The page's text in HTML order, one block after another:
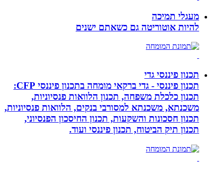
מעגלי תמיכה
להיות אוטוריטה גם כשאתם ישנים
תכנון פיננסי גדי
תכנון פיננסי - גדי ברקאי מומחה בתכנון פיננסי CFP:
תכנון כלכלת משפחה, תכנון הלוואות פנסיוניות,
משכנתא, משכנתא למסורבי בנקים, הלוואות פנסיוניות,
תכנון חסכונות והשקעות, תכנון החיסכון הפנסיוני,
תכנון תיק הביטוח, תכנון פיננסי ועוד.